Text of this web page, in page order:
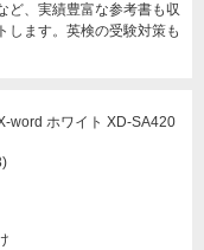
ど、実績豊富な参考書も収
します。英検の受験対策も
word ホワイト XD-SA420